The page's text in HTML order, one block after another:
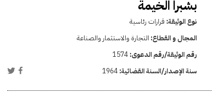
بشبرا الخيمة
نوع الوثيقة: قرارات رئاسية
المجال و القطاع: التجارة والاستثمار والصناعة
رقم الوثيقة/رقم الدعوى:1574
سنة الإصدار/السنة القضائية:1964